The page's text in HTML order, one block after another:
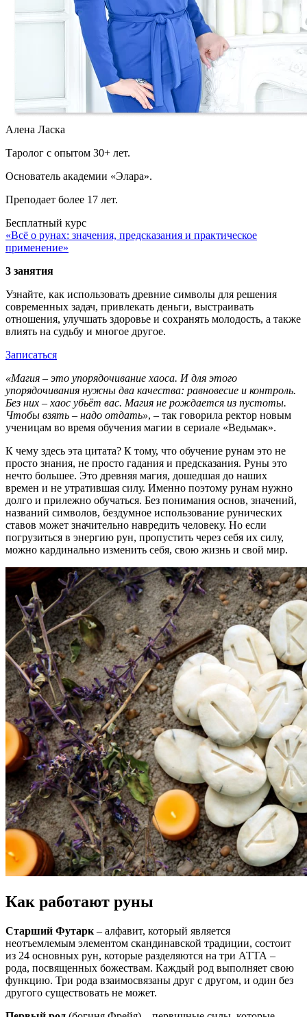
Алена Ласка
Таролог с опытом 30+ лет.
Основатель академии «Элара».
Преподает более 17 лет.
Бесплатный курс
«Всё о рунах: значения, предсказания и практическое
применение»
3 занятия
Узнайте, как использовать древние символы для решения
современных задач, привлекать деньги, выстраивать
отношения, улучшать здоровье и сохранять молодость, а также
влиять на судьбу и многое другое.
Записаться
«Магия – это упорядочивание хаоса. И для этого
упорядочивания нужны два качества: равновесие и контроль.
Без них – хаос убьёт вас. Магия не рождается из пустоты.
Чтобы взять – надо отдать», – так говорила ректор новым
ученицам во время обучения магии в сериале «Ведьмак».
К чему здесь эта цитата? К тому, что обучение рунам это не
просто знания, не просто гадания и предсказания. Руны это
нечто большее. Это древняя магия, дошедшая до наших
времен и не утратившая силу. Именно поэтому рунам нужно
долго и прилежно обучаться. Без понимания основ, значений,
названий символов, бездумное использование рунических
ставов может значительно навредить человеку. Но если
погрузиться в энергию рун, пропустить через себя их силу,
можно кардинально изменить себя, свою жизнь и свой мир.
Как работают руны
Старший Футарк – алфавит, который является
неотъемлемым элементом скандинавской традиции, состоит
из 24 основных рун, которые разделяются на три АТТА –
рода, посвященных божествам. Каждый род выполняет свою
функцию. Три рода взаимосвязаны друг с другом, и один без
другого существовать не может.